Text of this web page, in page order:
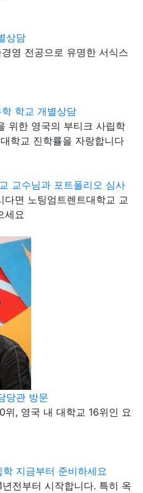
상담
영 전공으로 유명한 서식스
학교 개별상담
위한 영국의 부티크 사립학
학교 진학률을 자랑합니다
교수님과 포트폴리오 심사
면 노팅엄트렌트대학교 교
세요
당관 방문
위, 영국 내 대학교 16위인 요
지금부터 준비하세요
전부터 시작합니다. 특히 옥